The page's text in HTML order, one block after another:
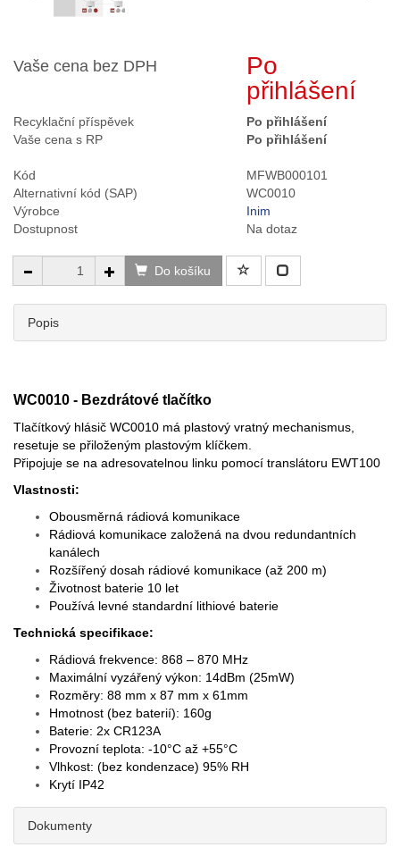
Vaše cena bez DPH
Po
přihlášení
Recyklační příspěvek
Po přihlášení
Vaše cena s RP
Po přihlášení
Kód
MFWB000101
Alternativní kód (SAP)
WC0010
Výrobce
Inim
Dostupnost
Na dotaz
Do košíku
Popis
WC0010 - Bezdrátové tlačítko
Tlačítkový hlásič WC0010 má plastový vratný mechanismus,
resetuje se přiloženým plastovým klíčkem.
Připojuje se na adresovatelnou linku pomocí translátoru EWT100
Vlastnosti:
Obousměrná rádiová komunikace
Rádiová komunikace založená na dvou redundantních
kanálech
Rozšířený dosah rádiové komunikace (až 200 m)
Životnost baterie 10 let
Používá levné standardní lithiové baterie
Technická specifikace:
Rádiová frekvence: 868 – 870 MHz
Maximální vyzářený výkon: 14dBm (25mW)
Rozměry: 88 mm x 87 mm x 61mm
Hmotnost (bez baterií): 160g
Baterie: 2x CR123A
Provozní teplota: -10°C až +55°C
Vlhkost: (bez kondenzace) 95% RH
Krytí IP42
Dokumenty